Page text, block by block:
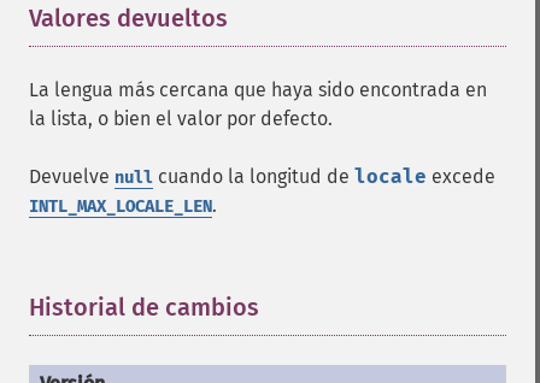
Valores devueltos
La lengua más cercana que haya sido encontrada en
la lista, o bien el valor por defecto.
Devuelve null cuando la longitud de locale excede
INTL_MAX_LOCALE_LEN.
Historial de cambios